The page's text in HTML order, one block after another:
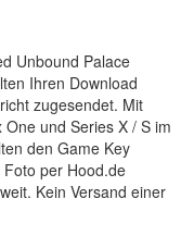
Unbound Palace
Ihren Download
zugesendet. Mit
und Series X / S im
den Game Key
per Hood.de
Kein Versand einer